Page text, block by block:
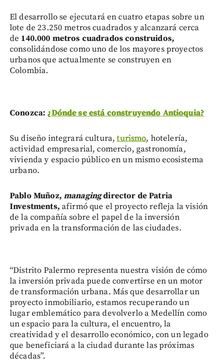
El desarrollo se ejecutará en cuatro etapas sobre un
lote de 23.250 metros cuadrados y alcanzará cerca
de 140.000 metros cuadrados construidos,
consolidándose como uno de los mayores proyectos
urbanos que actualmente se construyen en
Colombia.
Conozca: ¿Dónde se está construyendo Antioquia?
Su diseño integrará cultura,turismo, hotelería,
actividad empresarial, comercio, gastronomía,
vivienda y espacio público en un mismo ecosistema
urbano.
Pablo Muñoz, managingdirector de Patria
Investments, afirmó que el proyecto refleja la visión
de la compañía sobre el papel de la inversión
privada en la transformación de las ciudades.
“Distrito Palermo representa nuestra visión de cómo
la inversión privada puede convertirse en un motor
de transformación urbana. Más que desarrollar un
proyecto inmobiliario, estamos recuperando un
lugar emblemático para devolverlo a Medellín como
un espacio para la cultura, el encuentro, la
creatividad y el desarrollo económico, con un legado
que beneficiará a la ciudad durante las próximas
décadas”.